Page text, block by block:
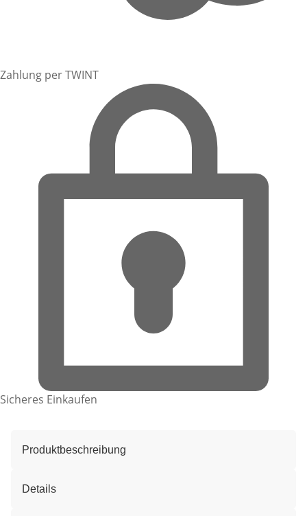
Zahlung per TWINT
Sicheres Einkaufen
Produktbeschreibung
Details